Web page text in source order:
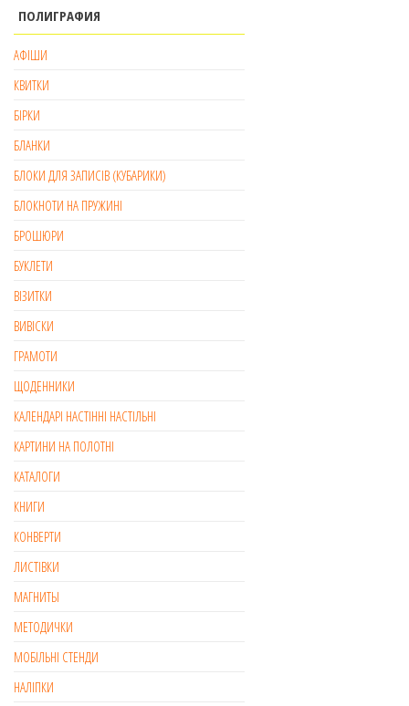
ПОЛИГРАФИЯ
АФІШИ
КВИТКИ
БІРКИ
БЛАНКИ
БЛОКИ ДЛЯ ЗАПИСІВ (КУБАРИКИ)
БЛОКНОТИ НА ПРУЖИНІ
БРОШЮРИ
БУКЛЕТИ
ВІЗИТКИ
ВИВІСКИ
ГРАМОТИ
ЩОДЕННИКИ
КАЛЕНДАРІ НАСТІННІ НАСТІЛЬНІ
КАРТИНИ НА ПОЛОТНІ
КАТАЛОГИ
КНИГИ
КОНВЕРТИ
ЛИСТІВКИ
МАГНИТЫ
МЕТОДИЧКИ
МОБІЛЬНІ СТЕНДИ
НАЛІПКИ